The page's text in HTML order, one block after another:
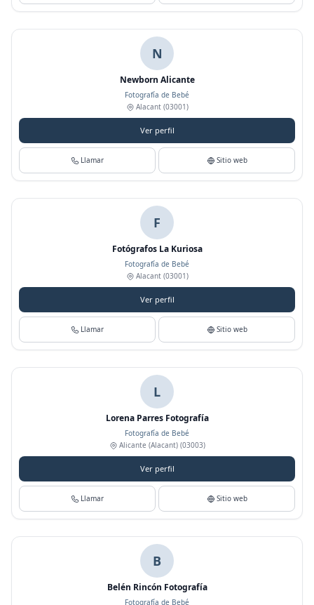
N
Newborn Alicante
Fotografía de Bebé
Alacant(03001)
Ver perfil
Llamar Sitio web
F
Fotógrafos La Kuriosa
Fotografía de Bebé
Alacant(03001)
Ver perfil
Llamar Sitio web
L
Lorena Parres Fotografía
Fotografía de Bebé
Alicante (Alacant)(03003)
Ver perfil
Llamar Sitio web
B
Belén Rincón Fotografía
Fotografía de Bebé